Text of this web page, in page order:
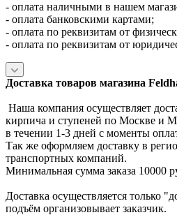
- оплата наличными в нашем
- оплата банковскими картами;
- оплата по реквизитам от
- оплата по реквизитам от
Доставка товаров магазина
Наша компания осуществляет
кирпича и ступеней по Москве и
в течении 1-3 дней с моменты
Так же оформляем доставку в
транспортных компаний.
Минимальная сумма заказа 10000
Доставка осуществляется только
подъём организовывает заказчик.